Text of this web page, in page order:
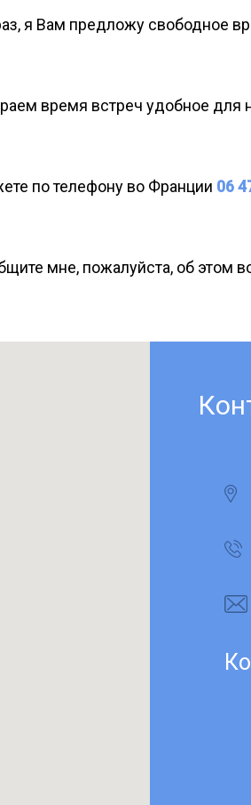
я Вам предложу свободное
время встреч удобное для
по телефону во Франции 06
мне, пожалуйста, об этом